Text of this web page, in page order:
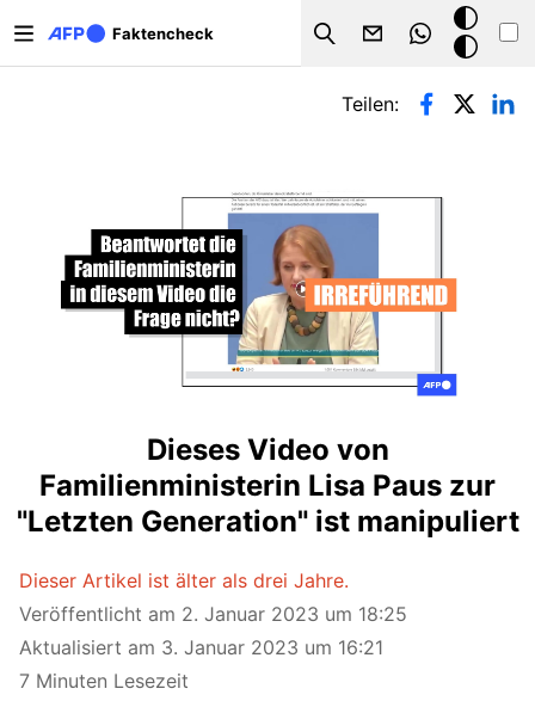
Faktencheck
Search
Dark
Mode
Primäre Reiter
Teilen:
Dieses Video von
Familienministerin Lisa Paus zur
"Letzten Generation" ist manipuliert
Dieser Artikel ist älter als drei Jahre.
Veröffentlicht am 2. Januar 2023 um 18:25
Aktualisiert am 3. Januar 2023 um 16:21
7 Minuten Lesezeit